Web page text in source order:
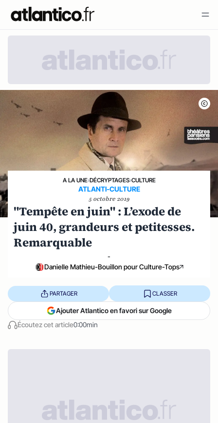
A LA UNE›DÉCRYPTAGES›CULTURE
ATLANTI-CULTURE
5 octobre 2019
"Tempête en juin" : L’exode de
juin 40, grandeurs et petitesses.
Remarquable
-
Danielle Mathieu-Bouillon pour Culture-Tops
Écoutez cet article0:00min
PARTAGER CLASSER
Ajouter Atlantico en favori sur Google